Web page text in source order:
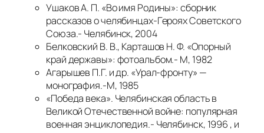
Ушаков А. П. «Во имя Родины»: сборник
рассказов о челябинцах-Героях Советского
Союза.- Челябинск, 2004
Белковский В. В., Карташов Н. Ф. «Опорный
край державы»: фотоальбом.- М, 1982
Агарышев П.Г. и др. «Урал-фронту» —
монография.-М, 1985
«Победа века». Челябинская область в
Великой Отечественной войне: популярная
военная энциклопедия.- Челябинск, 1996 , и